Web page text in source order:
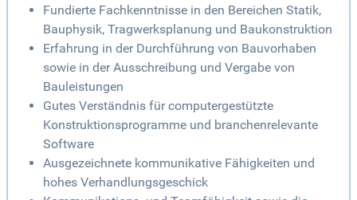
Fundierte Fachkenntnisse in den Bereichen Statik,
Bauphysik, Tragwerksplanung und Baukonstruktion
Erfahrung in der Durchführung von Bauvorhaben
sowie in der Ausschreibung und Vergabe von
Bauleistungen
Gutes Verständnis für computergestützte
Konstruktionsprogramme und branchenrelevante
Software
Ausgezeichnete kommunikative Fähigkeiten und
hohes Verhandlungsgeschick